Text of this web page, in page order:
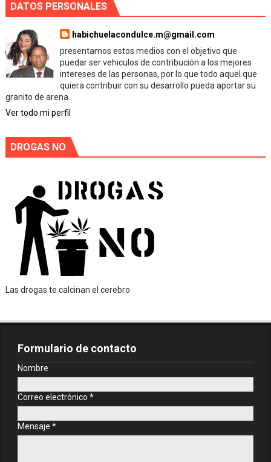
DATOS PERSONALES
habichuelacondulce.m@gmail.com
presentamos estos medios con el objetivo que
puedar ser vehiculos de contribución a los mejores
intereses de las personas, por lo que todo aquel que
quiera contribuir con su desarrollo pueda aportar su
granito de arena.
Ver todo mi perfil
DROGAS NO
Las drogas te calcinan el cerebro
Formulario de contacto
Nombre
Correo electrónico *
Mensaje *